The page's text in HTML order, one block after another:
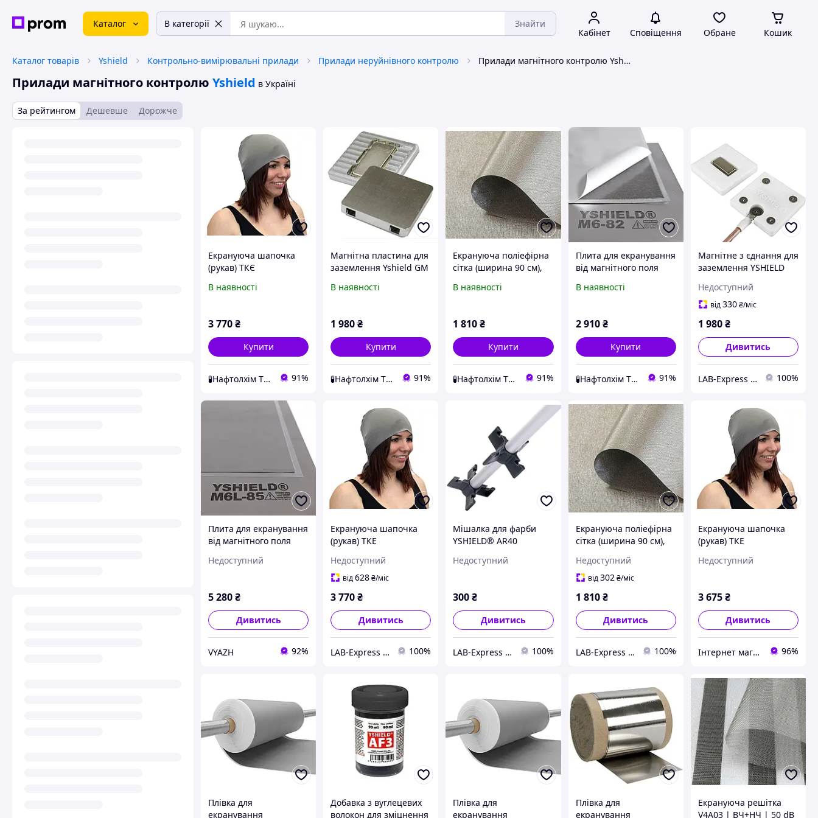
Каталог В категорії Знайти
Кабінет Сповіщення Обране Кошик
Каталог товарів Yshield Контрольно-вимірювальні прилади Прилади неруйнівного контролю Прилади магнітного контролю Yshield
Прилади магнітного контролю Yshield в Україні
За рейтингом Дешевше Дорожче
Екрануюча шапочка
(рукав) ТКЄ
В наявності
3 770₴
Купити
🧪Нафтолхім ТОВ 91%
Магнітна пластина для
заземлення Yshield GM
В наявності
1 980₴
Купити
🧪Нафтолхім ТОВ 91%
Екрануюча поліефірна
сітка (ширина 90 см),
В наявності
1 810₴
Купити
🧪Нафтолхім ТОВ 91%
Плита для екранування
від магнітного поля
YSHIELD M6-82
В наявності
2 910 ₴
Купити
🧪Нафтолхім ТОВ 91%
Магнітне з єднання для
заземлення YSHIELD
Недоступний
від330₴/міс
1 980₴
Дивитись
LAB-Express - вимірювальне та лабораторне обладнання 100%
Плита для екранування
від магнітного поля
85
Недоступний
5 280₴
Дивитись
VYAZH 92%
Екрануюча шапочка
(рукав) ТКЕ
Недоступний
від628₴/міс
3 770₴
Дивитись
LAB-Express - вимірювальне та лабораторне обладнання 100%
Мішалка для фарби
YSHIELD® AR40
Недоступний
300₴
Дивитись
LAB-Express - вимірювальне та лабораторне обладнання 100%
Екрануюча поліефірна
сітка (ширина 90 см),
Недоступний
від302 ₴/міс
1 810 ₴
Дивитись
LAB-Express - вимірювальне та лабораторне обладнання 100%
Екрануюча шапочка
(рукав) ТКЕ
Недоступний
3 675₴
Дивитись
Інтернет магазин Store7 96%
Плівка для
екранування
Добавка з вуглецевих
волокон для зміцнення
Плівка для
екранування
Плівка для
екранування
Екрануюча решітка
V4A03 | ВЧ+НЧ | 50 dB